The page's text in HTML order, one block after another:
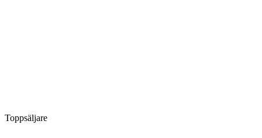
Toppsäljare